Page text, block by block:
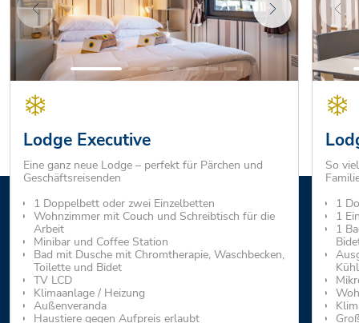
Lodge Executive
Eine ganz neue Lodge – perfekt für Pärchen und
Geschäftsreisenden
1 Doppelbett oder zwei Einzelbetten
Wohnzimmer mit Couch und Schreibtisch für die
Arbeit
Minibar und Coffee Station
Bad mit Dusche mit Chromtherapie, Waschbecken,
Toilette und Bidet
TV LCD
Klimaanlage / Heizung
Außenveranda
Haustiere gegen Aufpreis erlaubt
So
1
1
1